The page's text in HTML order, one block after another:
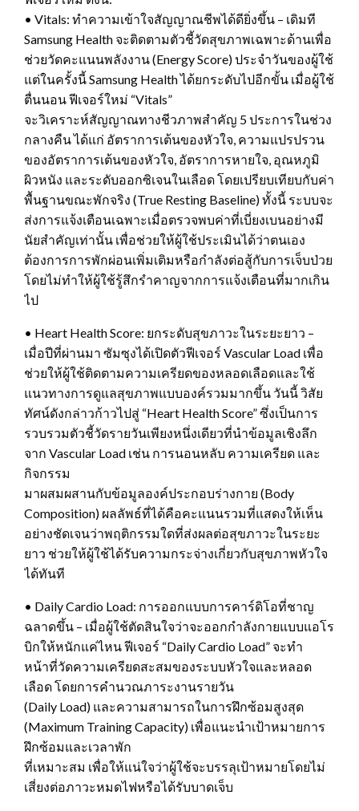
• Vitals: ทำความเข้าใจสัญญาณชีพได้ดียิ่งขึ้น – เดิมที
Samsung Health จะติดตามตัวชี้วัดสุขภาพเฉพาะด้านเพื่อ
ช่วยวัดคะแนนพลังงาน (Energy Score) ประจำวันของผู้ใช้
แต่ในครั้งนี้ Samsung Health ได้ยกระดับไปอีกขั้น เมื่อผู้ใช้
ตื่นนอน ฟีเจอร์ใหม่ “Vitals”
จะวิเคราะห์สัญญาณทางชีวภาพสำคัญ 5 ประการในช่วง
กลางคืน ได้แก่ อัตราการเต้นของหัวใจ, ความแปรปรวน
ของอัตราการเต้นของหัวใจ, อัตราการหายใจ, อุณหภูมิ
ผิวหนัง และระดับออกซิเจนในเลือด โดยเปรียบเทียบกับค่า
พื้นฐานขณะพักจริง (True Resting Baseline) ทั้งนี้ ระบบจะ
ส่งการแจ้งเตือนเฉพาะเมื่อตรวจพบค่าที่เบี่ยงเบนอย่างมี
นัยสำคัญเท่านั้น เพื่อช่วยให้ผู้ใช้ประเมินได้ว่าตนเอง
ต้องการการพักผ่อนเพิ่มเติมหรือกำลังต่อสู้กับการเจ็บป่วย
โดยไม่ทำให้ผู้ใช้รู้สึกรำคาญจากการแจ้งเตือนที่มากเกิน
ไป
• Heart Health Score: ยกระดับสุขภาวะในระยะยาว –
เมื่อปีที่ผ่านมา ซัมซุงได้เปิดตัวฟีเจอร์ Vascular Load เพื่อ
ช่วยให้ผู้ใช้ติดตามความเครียดของหลอดเลือดและใช้
แนวทางการดูแลสุขภาพแบบองค์รวมมากขึ้น วันนี้ วิสัย
ทัศน์ดังกล่าวก้าวไปสู่ “Heart Health Score” ซึ่งเป็นการ
รวบรวมตัวชี้วัดรายวันเพียงหนึ่งเดียวที่นำข้อมูลเชิงลึก
จาก Vascular Load เช่น การนอนหลับ ความเครียด และ
กิจกรรม
มาผสมผสานกับข้อมูลองค์ประกอบร่างกาย (Body
Composition) ผลลัพธ์ที่ได้คือคะแนนรวมที่แสดงให้เห็น
อย่างชัดเจนว่าพฤติกรรมใดที่ส่งผลต่อสุขภาวะในระยะ
ยาว ช่วยให้ผู้ใช้ได้รับความกระจ่างเกี่ยวกับสุขภาพหัวใจ
ได้ทันที
• Daily Cardio Load: การออกแบบการคาร์ดิโอที่ชาญ
ฉลาดขึ้น – เมื่อผู้ใช้ตัดสินใจว่าจะออกกำลังกายแบบแอโร
บิกให้หนักแค่ไหน ฟีเจอร์ “Daily Cardio Load” จะทำ
หน้าที่วัดความเครียดสะสมของระบบหัวใจและหลอด
เลือด โดยการคำนวณภาระงานรายวัน
(Daily Load) และความสามารถในการฝึกซ้อมสูงสุด
(Maximum Training Capacity) เพื่อแนะนำเป้าหมายการ
ฝึกซ้อมและเวลาพัก
ที่เหมาะสม เพื่อให้แน่ใจว่าผู้ใช้จะบรรลุเป้าหมายโดยไม่
เสี่ยงต่อภาวะหมดไฟหรือได้รับบาดเจ็บ